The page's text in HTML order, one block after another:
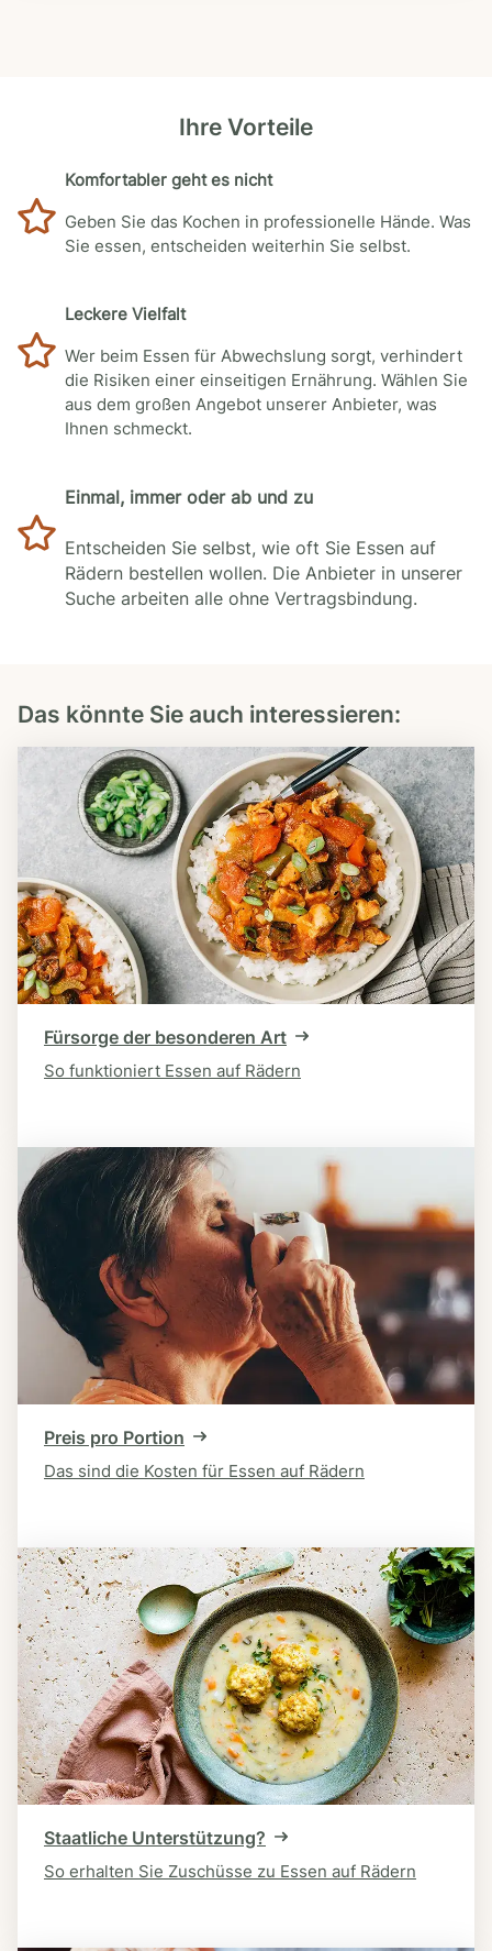
Ihre Vorteile
Komfortabler geht es nicht
Geben Sie das Kochen in professionelle Hände. Was
Sie essen, entscheiden weiterhin Sie selbst.
Leckere Vielfalt
Wer beim Essen für Abwechslung sorgt, verhindert
die Risiken einer einseitigen Ernährung. Wählen Sie
aus dem großen Angebot unserer Anbieter, was
Ihnen schmeckt.
Einmal, immer oder ab und zu
Entscheiden Sie selbst, wie oft Sie Essen auf
Rädern bestellen wollen. Die Anbieter in unserer
Suche arbeiten alle ohne Vertragsbindung.
Das könnte Sie auch interessieren:
Fürsorge der besonderen Art
So funktioniert Essen auf Rädern
Preis pro Portion
Das sind die Kosten für Essen auf Rädern
Staatliche Unterstützung?
So erhalten Sie Zuschüsse zu Essen auf Rädern